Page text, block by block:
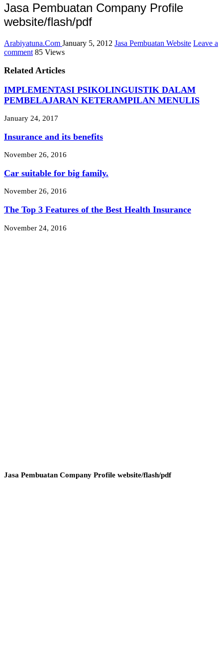
Jasa Pembuatan Company Profile
website/flash/pdf
Arabiyatuna.Com January 5, 2012 Jasa Pembuatan Website Leave a
comment 85 Views
Related Articles
IMPLEMENTASI PSIKOLINGUISTIK DALAM
PEMBELAJARAN KETERAMPILAN MENULIS
January 24, 2017
Insurance and its benefits
November 26, 2016
Car suitable for big family.
November 26, 2016
The Top 3 Features of the Best Health Insurance
November 24, 2016
Jasa Pembuatan Company Profile website/flash/pdf